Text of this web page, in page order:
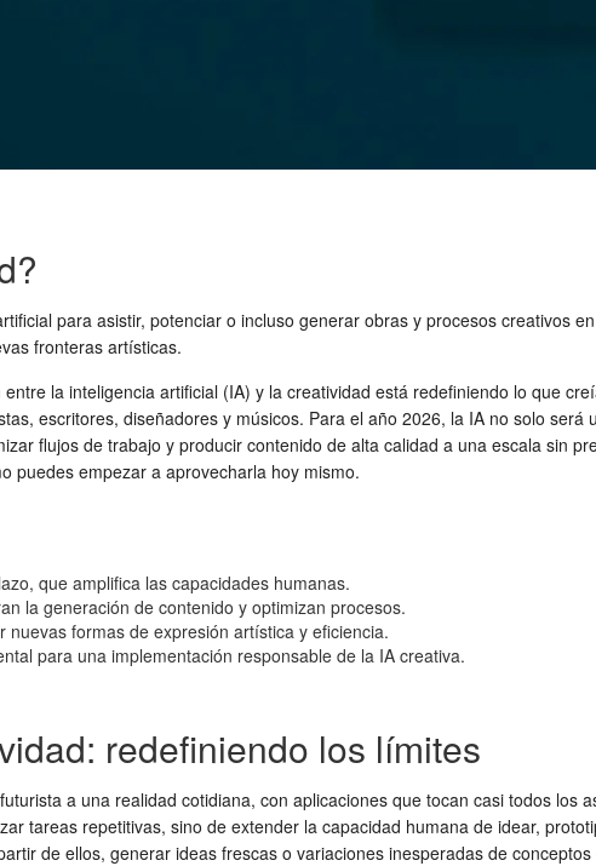
para asistir, potenciar o incluso generar obras y procesos creativos
fronteras artísticas.
la inteligencia artificial (IA) y la creatividad está redefiniendo lo que
escritores, diseñadores y músicos. Para el año 2026, la IA no solo
flujos de trabajo y producir contenido de alta calidad a una escala sin
puedes empezar a aprovecharla hoy mismo.
que amplifica las capacidades humanas.
la generación de contenido y optimizan procesos.
formas de expresión artística y eficiencia.
para una implementación responsable de la IA creativa.
redefiniendo los límites
a una realidad cotidiana, con aplicaciones que tocan casi todos los
tareas repetitivas, sino de extender la capacidad humana de idear,
de ellos, generar ideas frescas o variaciones inesperadas de